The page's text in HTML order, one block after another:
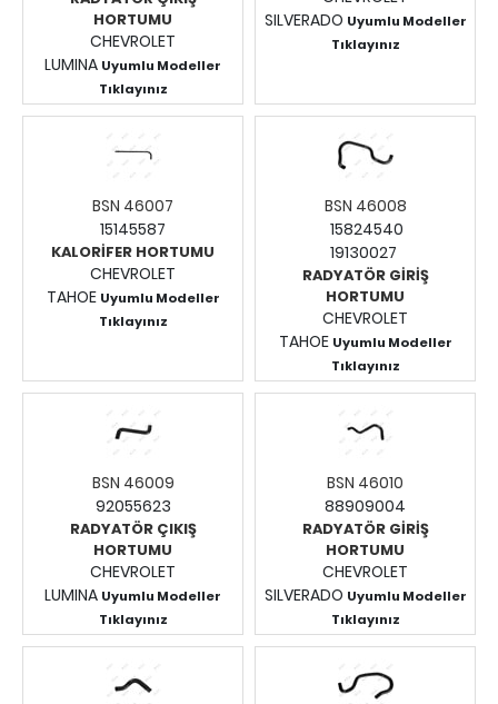
HORTUMU
CHEVROLET
LUMINA Uyumlu Modeller
Tıklayınız
Fiyatları Görmek İçin
Giriş Yapınız.
SILVERADO Uyumlu Modeller
Tıklayınız
Giriş Yapınız.
BSN 46007
15145587
KALORİFER HORTUMU
CHEVROLET
TAHOE Uyumlu Modeller
Tıklayınız
Giriş Yapınız.
BSN 46008
15824540
19130027
RADYATÖR GİRİŞ
HORTUMU
CHEVROLET
TAHOE Uyumlu Modeller
Tıklayınız
Fiyatları Görmek İçin
Giriş Yapınız.
BSN 46009
92055623
RADYATÖR ÇIKIŞ
HORTUMU
CHEVROLET
LUMINA Uyumlu Modeller
Tıklayınız
Fiyatları Görmek İçin
Giriş Yapınız.
BSN 46010
88909004
RADYATÖR GİRİŞ
HORTUMU
CHEVROLET
SILVERADO Uyumlu Modeller
Tıklayınız
Fiyatları Görmek İçin
Giriş Yapınız.